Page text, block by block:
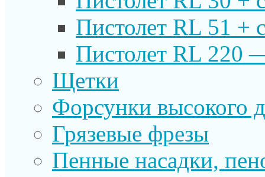
Пистолет RL 51 +
Пистолет RL 220
Щетки
Форсунки высокого
Грязевые фрезы
Пенные насадки,